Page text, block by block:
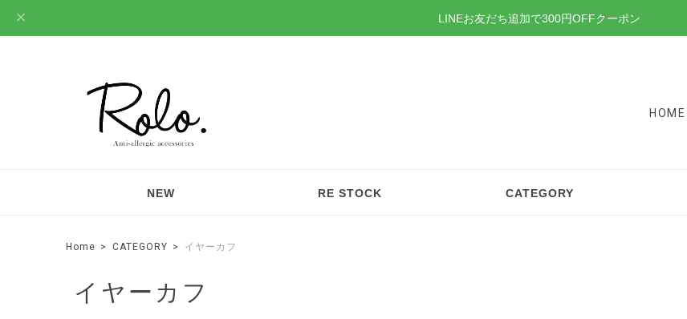
LINEお友だち追加で300円OFFクーポン
HOME
NEW RE STOCK CATEGORY
Home CATEGORY イヤーカフ
イヤーカフ